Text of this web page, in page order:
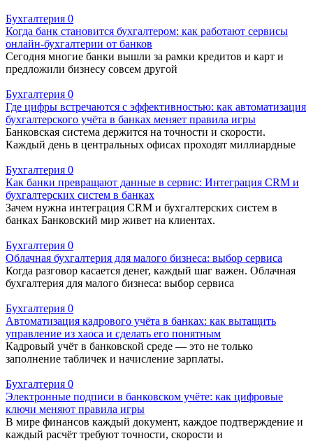
Бухгалтерия 0
Когда банк становится бухгалтером: как работают сервисы
онлайн-бухгалтерии от банков
Сегодня многие банки вышли за рамки кредитов и карт и
предложили бизнесу совсем другой
Бухгалтерия 0
Где цифры встречаются с эффективностью: как автоматизация
бухгалтерского учёта в банках меняет правила игры
Банковская система держится на точности и скорости.
Каждый день в центральных офисах проходят миллиардные
Бухгалтерия 0
Как банки превращают данные в сервис: Интеграция CRM и
бухгалтерских систем в банках
Зачем нужна интеграция CRM и бухгалтерских систем в
банках Банковский мир живет на клиентах.
Бухгалтерия 0
Облачная бухгалтерия для малого бизнеса: выбор сервиса
Когда разговор касается денег, каждый шаг важен. Облачная
бухгалтерия для малого бизнеса: выбор сервиса
Бухгалтерия 0
Автоматизация кадрового учёта в банках: как вытащить
управление из хаоса и сделать его понятным
Кадровый учёт в банковской среде — это не только
заполнение табличек и начисление зарплаты.
Бухгалтерия 0
Электронные подписи в банковском учёте: как цифровые
ключи меняют правила игры
В мире финансов каждый документ, каждое подтверждение и
каждый расчёт требуют точности, скорости и